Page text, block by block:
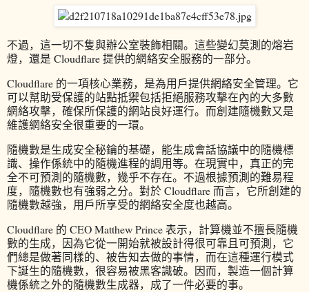
不過，這一切不隻與辦公室裝飾相關。這些變幻莫測的熔岩
燈，還是 Cloudflare 提供的網絡安全服務的一部分。
Cloudflare 的一項核心業務，是為用戶提供網絡安全管理。它
可以幫助受保護的站點抵禦包括拒絕服務攻擊在內的大多數
網絡攻擊，確保所保護的網站良好運行。而創建隨機數又是
維護網絡安全很重要的一環。
隨機數是生成安全秘鑰的基礎，能生成會話協議中的隨機標
識、操作係統中的隨機進程的調用等。在現實中，真正的完
全不可預測的隨機數，幾乎不存在。不過根據預測的難易程
度，隨機數也有強弱之分。對於 Cloudflare 而言，它所創建的
隨機數越強，用戶所享受的網絡安全度也越高。
Cloudflare 的 CEO Matthew Prince 表示，計算機並不擅長隨機
數的生成，因為它從一開始就被設計得很可靠且可預測，它
們總是做著同樣的、被告知去做的事情，而在這種運行模式
下誕生的隨機數，很容易被黑客識破。因而，製造一個計算
機係統之外的隨機數生成器，成了一件必要的事。